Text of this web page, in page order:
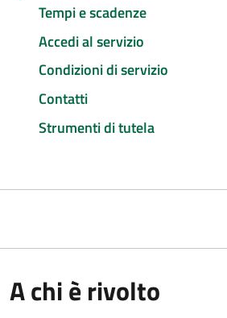
Tempi e scadenze
Accedi al servizio
Condizioni di servizio
Contatti
Strumenti di tutela
A chi è rivolto